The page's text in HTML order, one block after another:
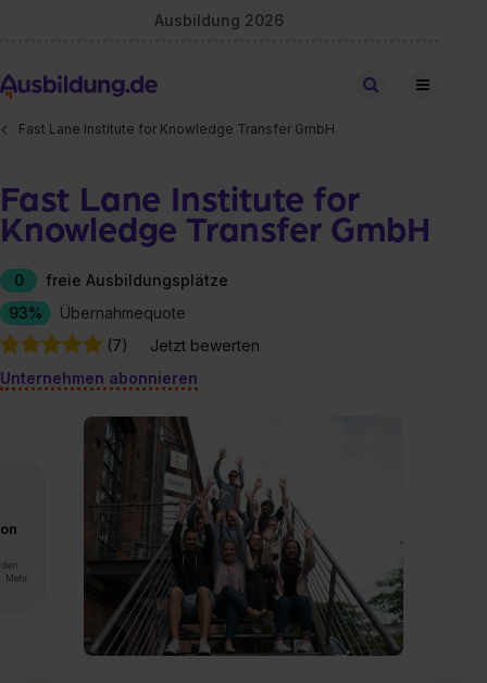
Ausbildung 2026
Stellen finden
Fast Lane Institute for Knowledge Transfer GmbH
Fast Lane Institute for
Knowledge Transfer GmbH
0
freie Ausbildungsplätze
93%
Übernahmequote
(7)
Jetzt bewerten
Unternehmen abonnieren
Mehr